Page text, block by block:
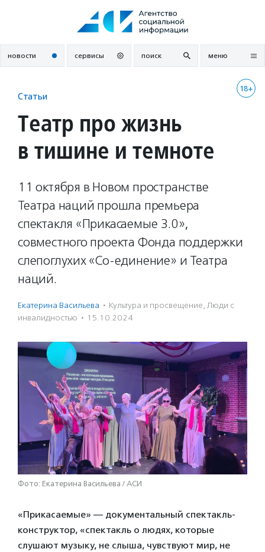
новости сервисы поиск меню
18+
Статьи
Театр про жизнь
в тишине и темноте
11 октября в Новом пространстве
Театра наций прошла премьера
спектакля «Прикасаемые 3.0»,
совместного проекта Фонда поддержки
слепоглухих «Со-единение» и Театра
наций.
Екатерина Васильева · Культура и просвещение, Люди с
инвалидностью · 15.10.2024
Фото: Екатерина Васильева / АСИ
«Прикасаемые» — документальный спектакль-
конструктор, «спектакль о людях, которые
слушают музыку, не слыша, чувствуют мир, не